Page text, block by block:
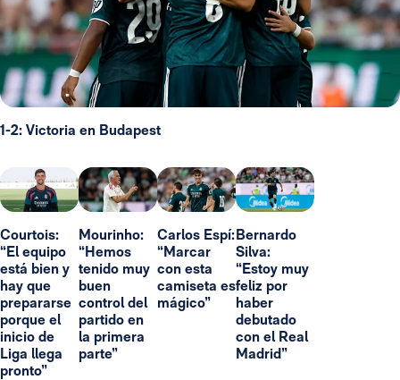
1-2: Victoria en Budapest
Courtois:
“El equipo
está bien y
hay que
prepararse
porque el
inicio de
Liga llega
pronto”
Mourinho:
“Hemos
tenido muy
buen
control del
partido en
la primera
parte”
Carlos Espí:
“Marcar
con esta
camiseta es
mágico”
Bernardo
Silva:
“Estoy muy
feliz por
haber
debutado
con el Real
Madrid”